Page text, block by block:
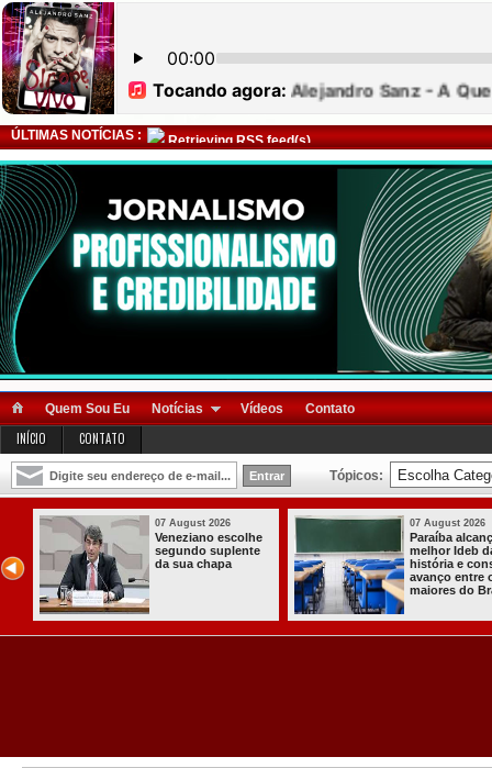
ÚLTIMAS NOTÍCIAS : Retrieving RSS feed(s)
Quem Sou Eu Notícias Vídeos Contato
INÍCIO CONTATO
Tópicos:
07 August 2026
Paraíba alcança o
melhor Ideb da
história e consolida
avanço entre os
maiores do Brasil
07 August 2026
Homem é preso
com armas,
munições e
radiocomunicadore
s no Conde